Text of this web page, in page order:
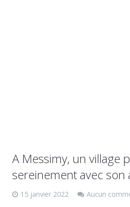
A Messimy, un village
sereinement avec son
15 janvier 2022 Aucun